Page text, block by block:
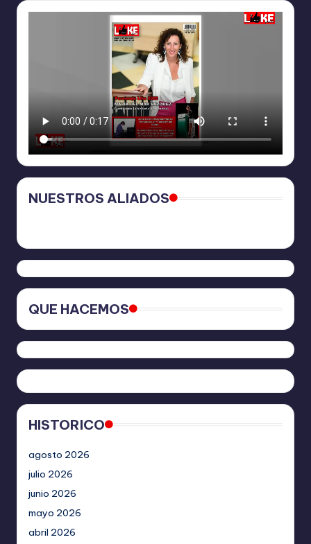
NUESTROS ALIADOS
QUE HACEMOS
HISTORICO
agosto 2026
julio 2026
junio 2026
mayo 2026
abril 2026